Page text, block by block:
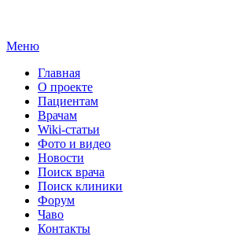
Меню
Главная
О проекте
Пациентам
Врачам
Wiki-статьи
Фото и видео
Новости
Поиск врача
Поиск клиники
Форум
Чаво
Контакты